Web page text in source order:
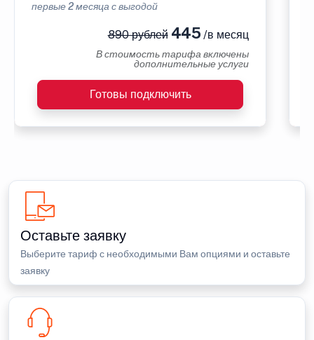
первые 2 месяца с выгодой
890 рублей445 /в месяц
В стоимость тарифа включены
дополнительные услуги
Готовы подключить
Оставьте заявку
Выберите тариф с необходимыми Вам опциями и оставьте
заявку